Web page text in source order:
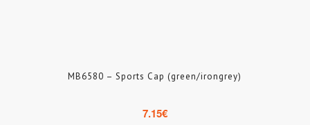
MB6580 – Sports Cap (green/irongrey)
7.15€